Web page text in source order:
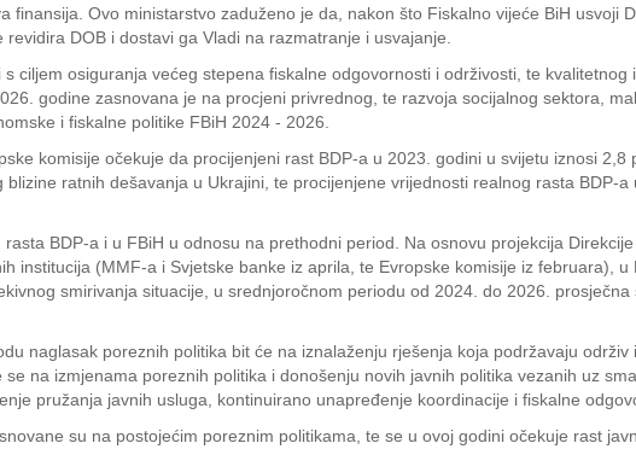
finansija. Ovo ministarstvo zaduženo je da, nakon što Fiskalno vijeće BiH usvoji
DOB i dostavi ga Vladi na razmatranje i usvajanje.
ciljem osiguranja većeg stepena fiskalne odgovornosti i održivosti, te
godine zasnovana je na procjeni privrednog, te razvoja socijalnog sektora,
i fiskalne politike FBiH 2024 - 2026.
komisije očekuje da procijenjeni rast BDP-a u 2023. godini u svijetu iznosi
ratnih dešavanja u Ukrajini, te procijenjene vrijednosti realnog rasta BDP-
BDP-a i u FBiH u odnosu na prethodni period. Na osnovu projekcija
institucija (MMF-a i Svjetske banke iz aprila, te Evropske komisije iz februara),
smirivanja situacije, u srednjoročnom periodu od 2024. do 2026.
naglasak poreznih politika bit će na iznalaženju rješenja koja podržavaju
na izmjenama poreznih politika i donošenju novih javnih politika vezanih uz
pružanja javnih usluga, kontinuirano unapređenje koordinacije i fiskalne
su na postojećim poreznim politikama, te se u ovoj godini očekuje rast